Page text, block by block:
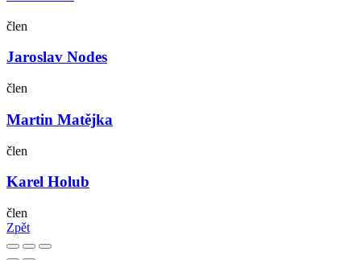
člen
Jaroslav Nodes
člen
Martin Matějka
člen
Karel Holub
člen
Zpět